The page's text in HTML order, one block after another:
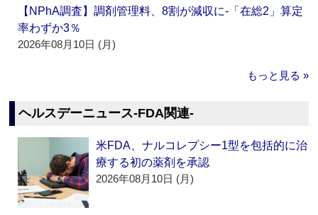
【NPhA調査】調剤管理料、8割が減収に‐「在総2」算定
率わずか3％
2026年08月10日 (月)
もっと見る »
ヘルスデーニュース‐FDA関連‐
米FDA、ナルコレプシー1型を包括的に治
療する初の薬剤を承認
2026年08月10日 (月)